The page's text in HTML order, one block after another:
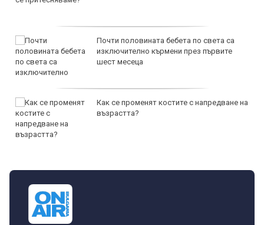
Почти половината бебета по света са
изключително кърмени през първите
шест месеца
Как се променят костите с напредване на
възрастта?